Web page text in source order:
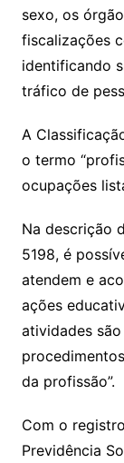
sexo, os
fiscalizações
identificando
tráfico de
A
o termo
ocupações
Na descrição
5198, é
atendem e
ações
atividades
da profissão”.
Com o
Previdência